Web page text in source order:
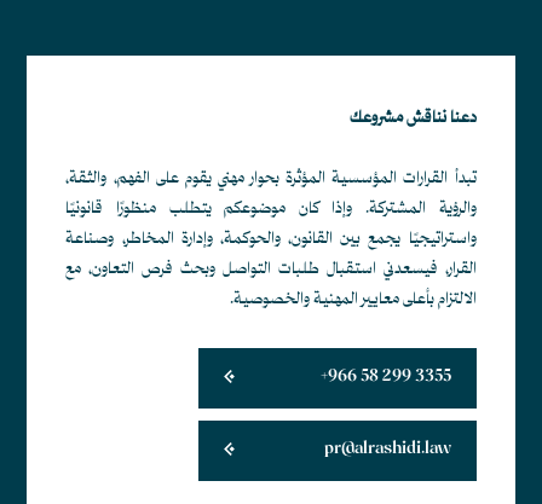
دعنا نناقش مشروعك
تبدأ القرارات المؤسسية المؤثرة بحوار مهني يقوم على الفهم، والثقة،
والرؤية المشتركة. وإذا كان موضوعكم يتطلب منظورًا قانونيًا
واستراتيجيًا يجمع بين القانون، والحوكمة، وإدارة المخاطر، وصناعة
القرار، فيسعدني استقبال طلبات التواصل وبحث فرص التعاون، مع
الالتزام بأعلى معايير المهنية والخصوصية.
+966 58 299 3355
pr@alrashidi.law